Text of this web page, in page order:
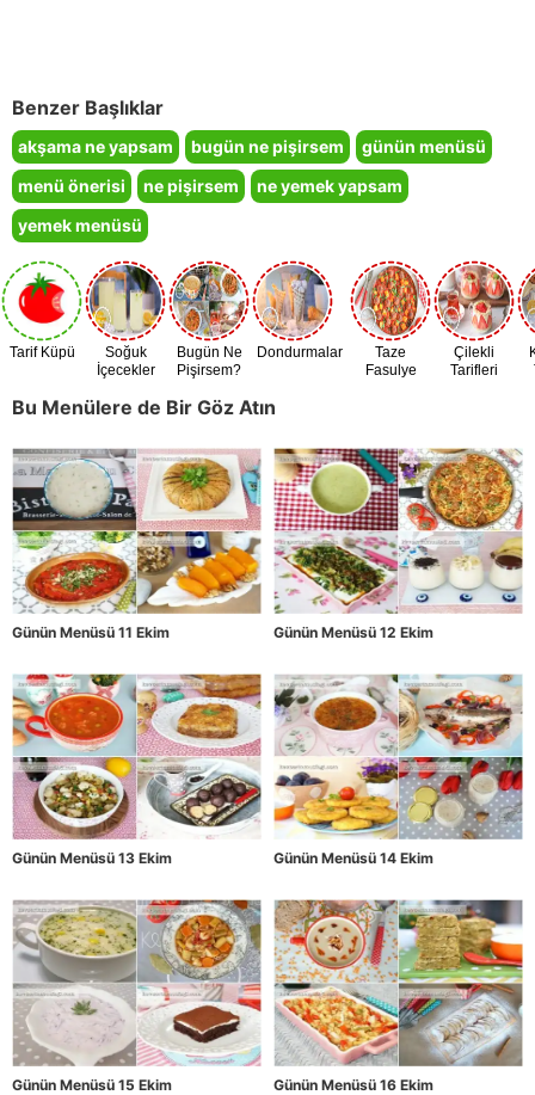
Benzer Başlıklar
akşama ne yapsam bugün ne pişirsem
günün menüsü
menü önerisi
ne pişirsem
ne yemek yapsam
yemek menüsü
Tarif Küpü
Soğuk
İçecekler
Bugün Ne
Pişirsem?
Dondurmalar
Taze
Fasulye
Çilekli
Tarifleri
Bu Menülere de Bir Göz Atın
Günün Menüsü 11 Ekim Günün Menüsü 12 Ekim
Günün Menüsü 13 Ekim Günün Menüsü 14 Ekim
Günün Menüsü 15 Ekim Günün Menüsü 16 Ekim